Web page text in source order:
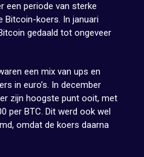
een periode van sterke
Bitcoin-koers. In januari
gedaald tot ongeveer
een mix van ups en
in euro’s. In december
zijn hoogste punt ooit, met
per BTC. Dit werd ook wel
omdat de koers daarna